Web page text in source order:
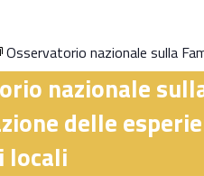
Osservatorio nazionale sulla
nazionale
delle
locali